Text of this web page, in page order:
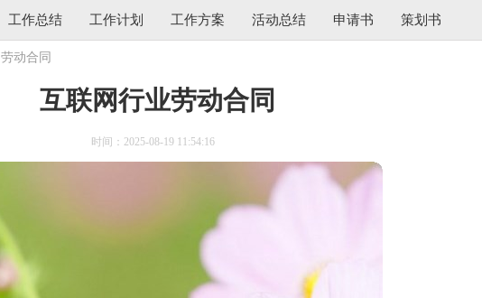
工作总结 工作计划 工作方案 活动总结 申请书 策划书
劳动合同
互联网行业劳动合同
时间：2025-08-19 11:54:16